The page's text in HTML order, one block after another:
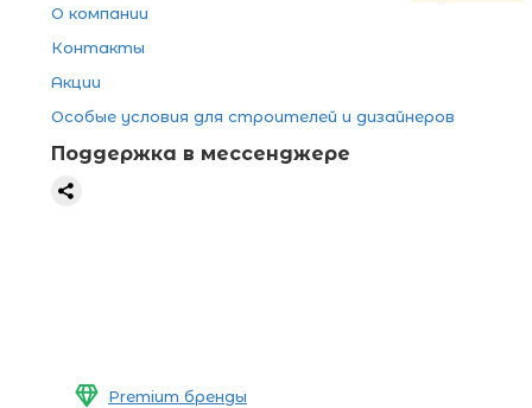
О компании
Контакты
Акции
Особые условия для строителей и дизайнеров
Поддержка в мессенджере
Premium бренды